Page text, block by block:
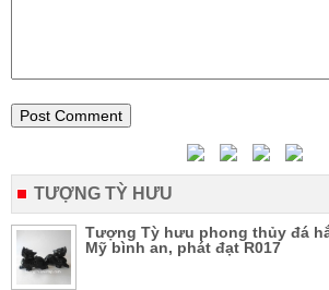
TƯỢNG TỲ HƯU
Tượng Tỳ hưu phong thủy đá
Mỹ bình an, phát đạt R017